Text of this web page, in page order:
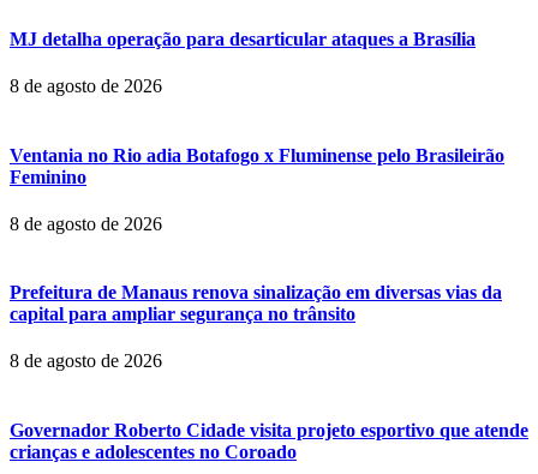
MJ detalha operação para desarticular ataques a Brasília
8 de agosto de 2026
Ventania no Rio adia Botafogo x Fluminense pelo Brasileirão
Feminino
8 de agosto de 2026
Prefeitura de Manaus renova sinalização em diversas vias da
capital para ampliar segurança no trânsito
8 de agosto de 2026
Governador Roberto Cidade visita projeto esportivo que atende
crianças e adolescentes no Coroado